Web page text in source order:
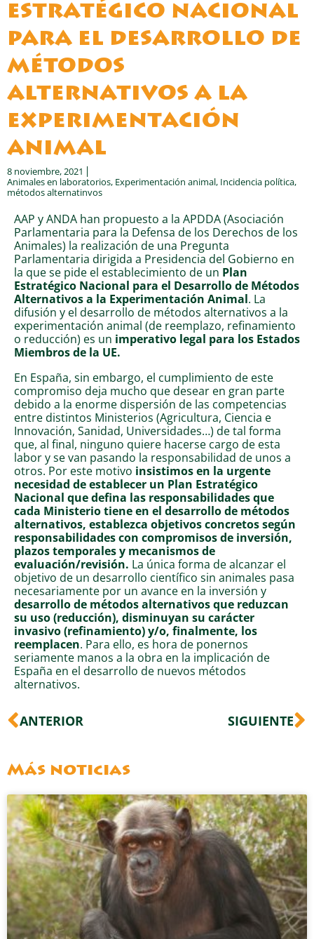
estratégico nacional
para el desarrollo de
métodos
alternativos a la
experimentación
animal
8 noviembre, 2021
Animales en laboratorios, Experimentación animal, Incidencia política,
métodos alternatinvos
AAP y ANDA han propuesto a la APDDA (Asociación
Parlamentaria para la Defensa de los Derechos de los
Animales) la realización de una Pregunta
Parlamentaria dirigida a Presidencia del Gobierno en
la que se pide el establecimiento de un Plan
Estratégico Nacional para el Desarrollo de Métodos
Alternativos a la Experimentación Animal. La
difusión y el desarrollo de métodos alternativos a la
experimentación animal (de reemplazo, refinamiento
o reducción) es un imperativo legal para los Estados
Miembros de la UE.
En España, sin embargo, el cumplimiento de este
compromiso deja mucho que desear en gran parte
debido a la enorme dispersión de las competencias
entre distintos Ministerios (Agricultura, Ciencia e
Innovación, Sanidad, Universidades…) de tal forma
que, al final, ninguno quiere hacerse cargo de esta
labor y se van pasando la responsabilidad de unos a
otros. Por este motivo insistimos en la urgente
necesidad de establecer un Plan Estratégico
Nacional que defina las responsabilidades que
cada Ministerio tiene en el desarrollo de métodos
alternativos, establezca objetivos concretos según
responsabilidades con compromisos de inversión,
plazos temporales y mecanismos de
evaluación/revisión. La única forma de alcanzar el
objetivo de un desarrollo científico sin animales pasa
necesariamente por un avance en la inversión y
desarrollo de métodos alternativos que reduzcan
su uso (reducción), disminuyan su carácter
invasivo (refinamiento) y/o, finalmente, los
reemplacen. Para ello, es hora de ponernos
seriamente manos a la obra en la implicación de
España en el desarrollo de nuevos métodos
alternativos.
Ant
ANTERIOR SIGUIENTE
Más noticias